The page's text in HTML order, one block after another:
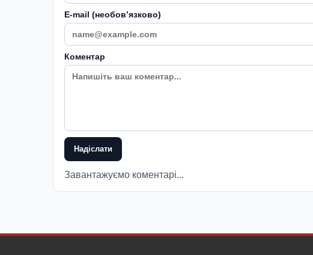
E-mail (необовʼязково)
Коментар
Надіслати
Завантажуємо коментарі...